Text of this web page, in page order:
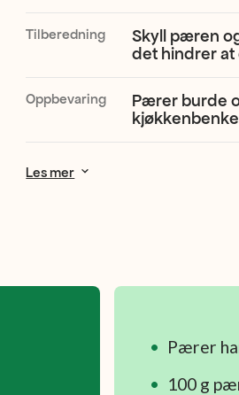
Tilberedning
Skyll pæren
det hindrer at
Oppbevaring
Pærer burde
Les mer
Pærer
100 g